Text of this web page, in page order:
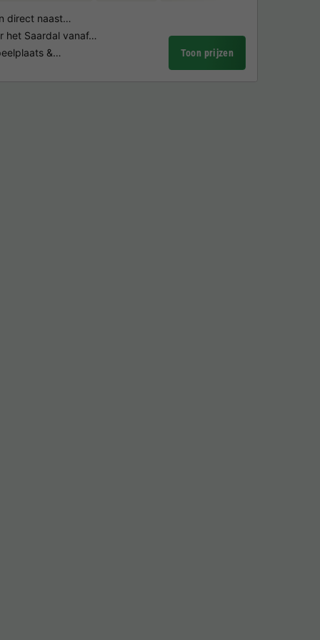
direct naast…
het Saardal vanaf…
&…
Toon prijzen